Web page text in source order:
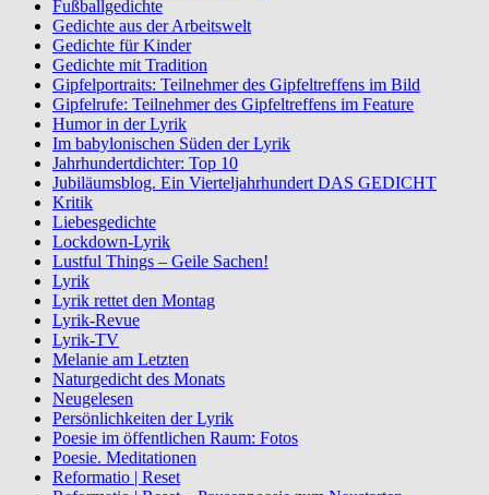
Fußballgedichte
Gedichte aus der Arbeitswelt
Gedichte für Kinder
Gedichte mit Tradition
Gipfelportraits: Teilnehmer des Gipfeltreffens im Bild
Gipfelrufe: Teilnehmer des Gipfeltreffens im Feature
Humor in der Lyrik
Im babylonischen Süden der Lyrik
Jahrhundertdichter: Top 10
Jubiläumsblog. Ein Vierteljahrhundert DAS GEDICHT
Kritik
Liebesgedichte
Lockdown-Lyrik
Lustful Things – Geile Sachen!
Lyrik
Lyrik rettet den Montag
Lyrik-Revue
Lyrik-TV
Melanie am Letzten
Naturgedicht des Monats
Neugelesen
Persönlichkeiten der Lyrik
Poesie im öffentlichen Raum: Fotos
Poesie. Meditationen
Reformatio | Reset